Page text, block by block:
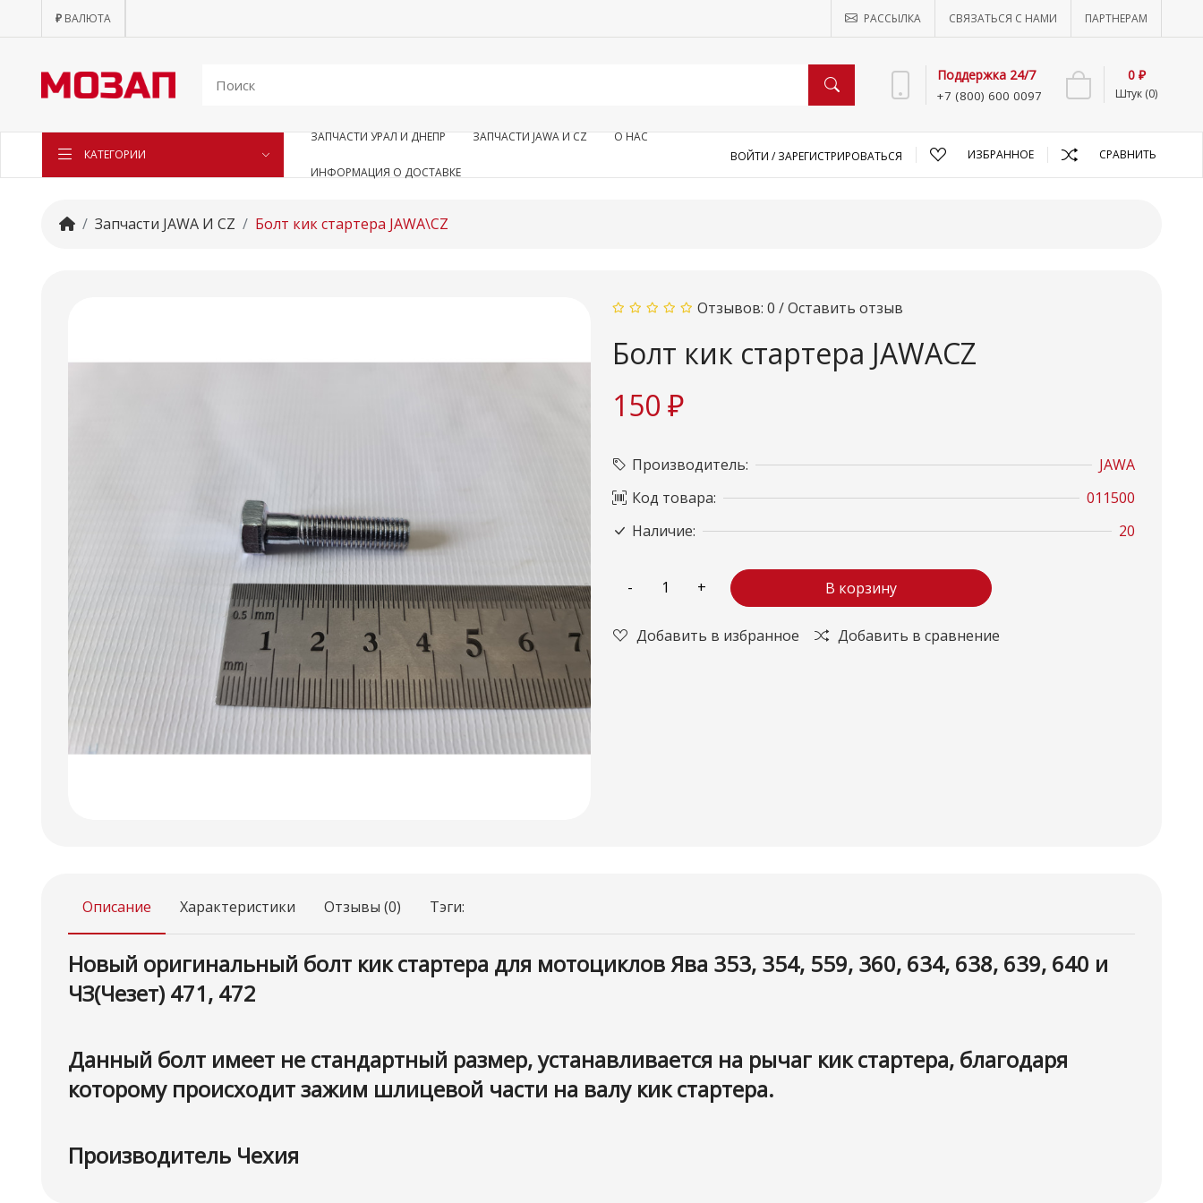
₽ ВАЛЮТА РАССЫЛКА СВЯЗАТЬСЯ С НАМИ ПАРТНЕРАМ
Поддержка 24/7
+7 (800) 600 0097 Штук (0)
0 ₽
КАТЕГОРИИ
ЗАПЧАСТИ УРАЛ И ДНЕПР ЗАПЧАСТИ JAWA И CZ О НАС
ИНФОРМАЦИЯ О ДОСТАВКЕ
ВОЙТИ /ЗАРЕГИСТРИРОВАТЬСЯ ИЗБРАННОЕ СРАВНИТЬ
Запчасти JAWA И CZ Болт кик стартера JAWA\CZ
Отзывов: 0 /Оставить отзыв
Болт кик стартера JAWACZ
150 ₽
Производитель:
JAWA
Код товара:
011500
Наличие:
20
В корзину
Добавить в избранное Добавить в сравнение
Описание Характеристики Отзывы (0) Тэги:
Новый оригинальный болт кик стартера для мотоциклов Ява 353, 354, 559, 360, 634, 638, 639, 640 и
ЧЗ(Чезет) 471, 472
Данный болт имеет не стандартный размер, устанавливается на рычаг кик стартера, благодаря
которому происходит зажим шлицевой части на валу кик стартера.
Производитель Чехия